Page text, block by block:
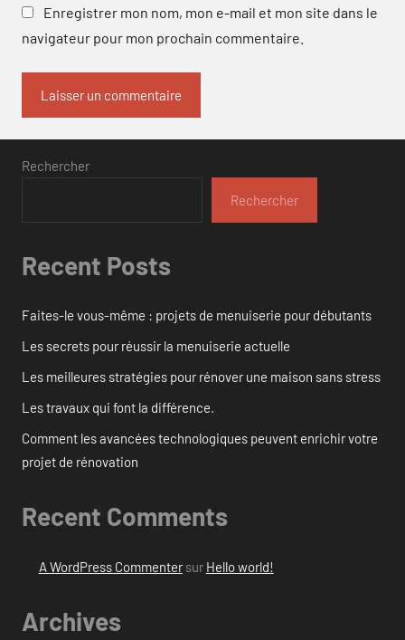
Enregistrer mon nom, mon e-mail et mon site dans le
navigateur pour mon prochain commentaire.
Rechercher
Rechercher
Recent Posts
Faites-le vous-même : projets de menuiserie pour débutants
Les secrets pour réussir la menuiserie actuelle
Les meilleures stratégies pour rénover une maison sans stress
Les travaux qui font la différence.
Comment les avancées technologiques peuvent enrichir votre
projet de rénovation
Recent Comments
A WordPress Commentersur Hello world!
Archives